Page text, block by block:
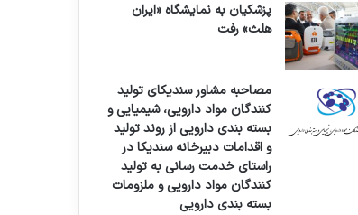
پزشکیان به نمایشگاه «ایران
هلث» رفت
مصاحبه مشاور سندیکای تولید
کنندگان مواد دارویی، شیمیایی و
بسته بندی دارویی از روند تولید
و اقدامات دبیرخانه سندیکا در
راستای خدمت رسانی به تولید
کنندگان مواد دارویی و ملزومات
بسته بندی دارویی